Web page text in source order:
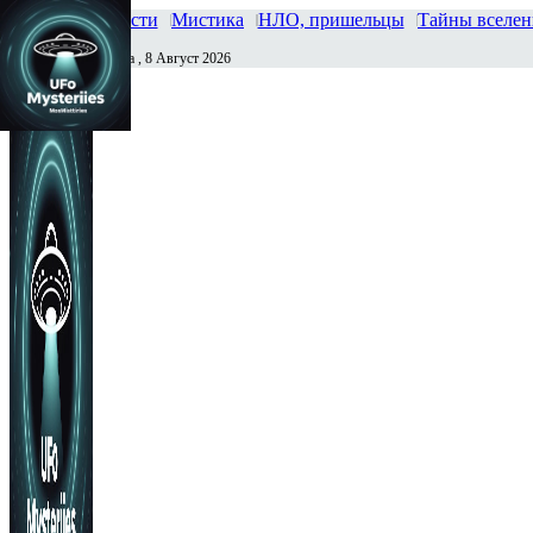
Главная Новости Мистика НЛО, пришельцы Тайны
Сегодня Суббота , 8 Август 2026